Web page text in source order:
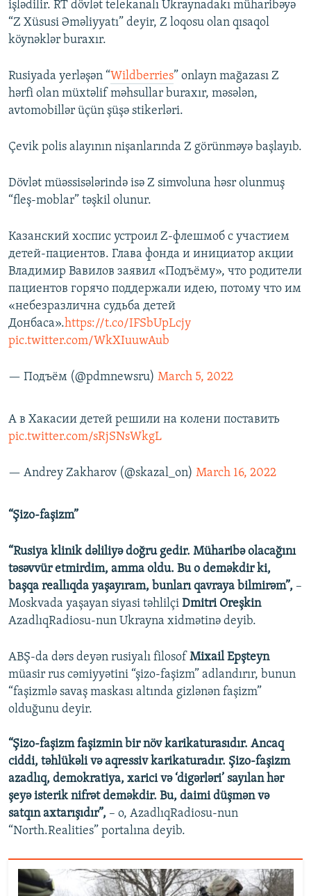
işlədilir. RT dövlət telekanalı Ukraynadakı müharibəyə
“Z Xüsusi Əməliyyatı” deyir, Z loqosu olan qısaqol
köynəklər buraxır.
Rusiyada yerləşən “Wildberries” onlayn mağazası Z
hərfi olan müxtəlif məhsullar buraxır, məsələn,
avtomobillər üçün şüşə stikerləri.
Çevik polis alayının nişanlarında Z görünməyə başlayıb.
Dövlət müəssisələrində isə Z simvoluna həsr olunmuş
“fleş-moblar” təşkil olunur.
Казанский хоспис устроил Z-флешмоб с участием
детей-пациентов. Глава фонда и инициатор акции
Владимир Вавилов заявил «Подъёму», что родители
пациентов горячо поддержали идею, потому что им
«небезразлична судьба детей
Донбаса».https://t.co/IFSbUpLcjy
pic.twitter.com/WkXIuuwAub
— Подъём (@pdmnewsru) March 5, 2022
А в Хакасии детей решили на колени поставить
pic.twitter.com/sRjSNsWkgL
— Andrey Zakharov (@skazal_on) March 16, 2022
“Şizo-faşizm”
“Rusiya klinik dəliliyə doğru gedir. Müharibə olacağını
təsəvvür etmirdim, amma oldu. Bu o deməkdir ki,
başqa reallıqda yaşayıram, bunları qavraya bilmirəm”, –
Moskvada yaşayan siyasi təhlilçi Dmitri Oreşkin
AzadlıqRadiosu-nun Ukrayna xidmətinə deyib.
ABŞ-da dərs deyən rusiyalı filosofMixail Epşteyn
müasir rus cəmiyyətini “şizo-faşizm” adlandırır, bunun
“faşizmlə savaş maskası altında gizlənən faşizm”
olduğunu deyir.
“Şizo-faşizm faşizmin bir növ karikaturasıdır. Ancaq
ciddi, təhlükəli və aqressiv karikaturadır. Şizo-faşizm
azadlıq, demokratiya, xarici və ‘digərləri’ sayılan hər
şeyə isterik nifrət deməkdir. Bu, daimi düşmən və
satqın axtarışıdır”, – o, AzadlıqRadiosu-nun
“North.Realities” portalına deyib.